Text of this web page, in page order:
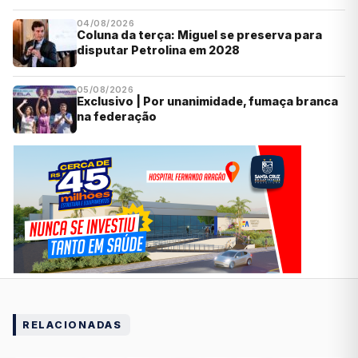
04/08/2026
Coluna da terça: Miguel se preserva para
disputar Petrolina em 2028
05/08/2026
Exclusivo | Por unanimidade, fumaça branca
na federação
RELACIONADAS